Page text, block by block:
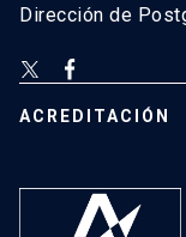
Dirección de
ACREDITACIÓN